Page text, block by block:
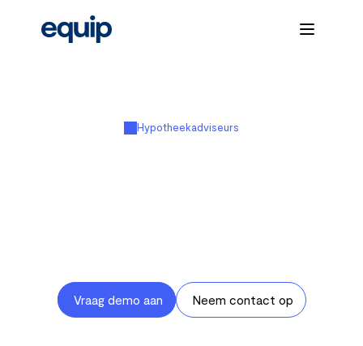
Hypotheekadviseurs
gesprekken die ertoe doen.
Vraag demo aan Neem contact op